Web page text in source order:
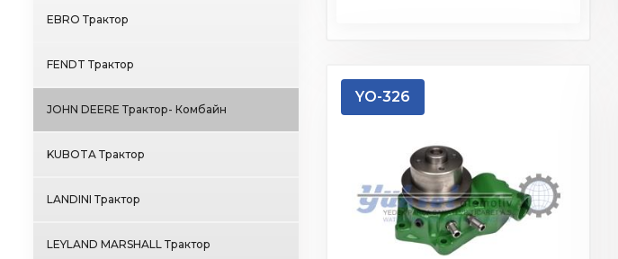
EBRO Трактор
FENDT Трактор
JOHN DEERE Трактор- Комбайн
KUBOTA Трактор
LANDINI Трактор
LEYLAND MARSHALL Трактор
YO-326